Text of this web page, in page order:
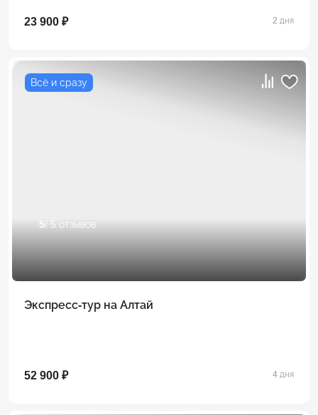
23 900 ₽ 2 дня
Всё и сразу
5/ 5 отзывов
Экспресс-тур на Алтай
52 900 ₽ 4 дня